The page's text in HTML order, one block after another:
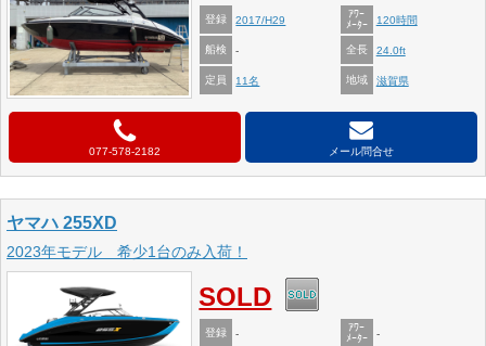
登録 2017/H29
ｱﾜｰ
ﾒｰﾀｰ
120時間
船検 - 全長 24.0ft
定員 11名 地域 滋賀県
077-578-2182 メール問合せ
ヤマハ 255XD
2023年モデル 希少1台のみ入荷！
SOLD
登録 -
ｱﾜｰ
ﾒｰﾀｰ
-